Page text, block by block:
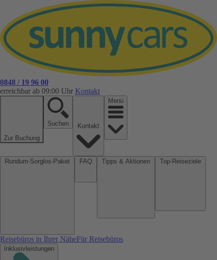
0848 / 19 96 00
erreichbar ab 09:00 Uhr Kontakt
Zur Buchung
Suchen
Menü
Reisebüros in Ihrer NäheFür Reisebüros
Inklusivleistungen